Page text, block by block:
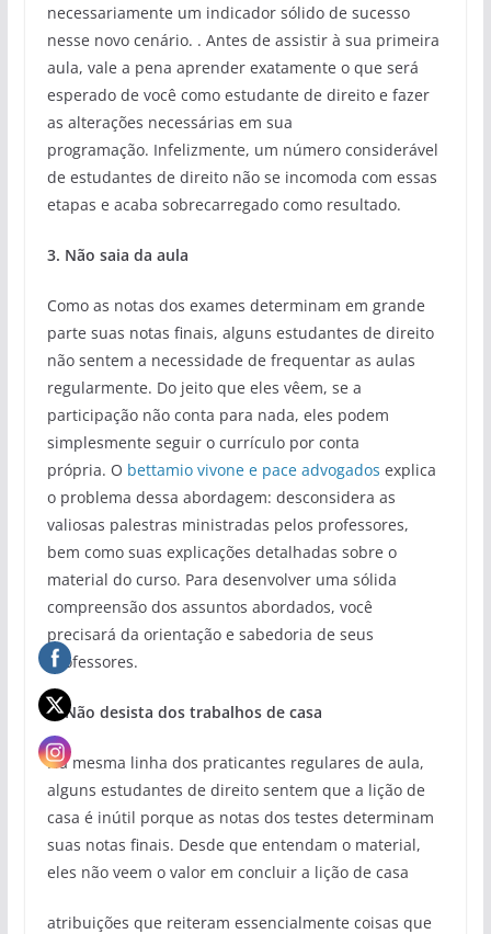
necessariamente um indicador sólido de sucesso
nesse novo cenário. . Antes de assistir à sua primeira
aula, vale a pena aprender exatamente o que será
esperado de você como estudante de direito e fazer
as alterações necessárias em sua
programação. Infelizmente, um número considerável
de estudantes de direito não se incomoda com essas
etapas e acaba sobrecarregado como resultado.
3. Não saia da aula
Como as notas dos exames determinam em grande
parte suas notas finais, alguns estudantes de direito
não sentem a necessidade de frequentar as aulas
regularmente. Do jeito que eles vêem, se a
participação não conta para nada, eles podem
simplesmente seguir o currículo por conta
própria. O bettamio vivone e pace advogados explica
o problema dessa abordagem: desconsidera as
valiosas palestras ministradas pelos professores,
bem como suas explicações detalhadas sobre o
material do curso. Para desenvolver uma sólida
compreensão dos assuntos abordados, você
precisará da orientação e sabedoria de seus
professores.
4. Não desista dos trabalhos de casa
Na mesma linha dos praticantes regulares de aula,
alguns estudantes de direito sentem que a lição de
casa é inútil porque as notas dos testes determinam
suas notas finais. Desde que entendam o material,
eles não veem o valor em concluir a lição de casa
atribuições que reiteram essencialmente coisas que